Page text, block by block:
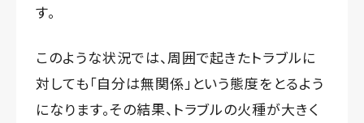
す。
このような状況では、周囲で起きたトラブルに
対しても「自分は無関係」という態度をとるよう
になります。その結果、トラブルの火種が大きく